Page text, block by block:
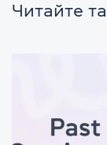
Читайте